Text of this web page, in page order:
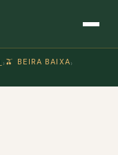
› 🫒 BEIRA BAIXA›